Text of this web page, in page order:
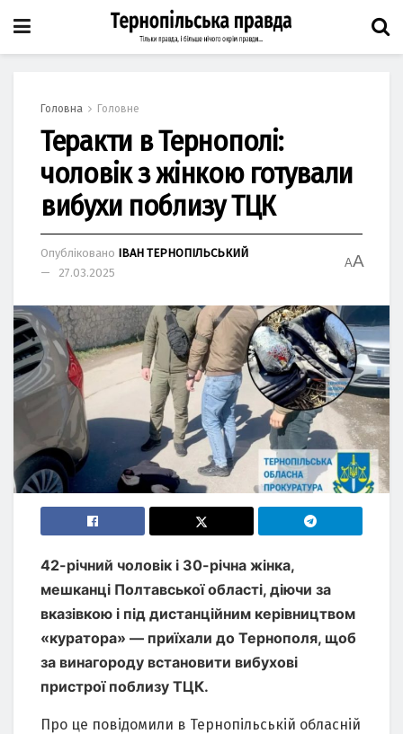
Головна Головне
Теракти в Тернополі:
чоловік з жінкою готували
вибухи поблизу ТЦК
Опубліковано ІВАН ТЕРНОПІЛЬСЬКИЙ
27.03.2025
AA
42-річний чоловік і 30-річна жінка,
мешканці Полтавської області, діючи за
вказівкою і під дистанційним керівництвом
«куратора» — приїхали до Тернополя, щоб
за винагороду встановити вибухові
пристрої поблизу ТЦК.
Про це повідомили в Тернопільській обласній